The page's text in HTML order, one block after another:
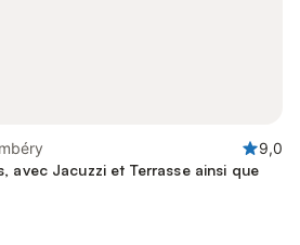
9,0
avec Jacuzzi et Terrasse ainsi que